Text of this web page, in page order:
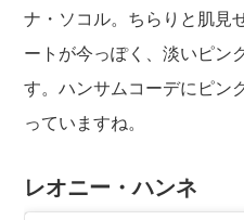
ナ・ソコル。ちらりと肌見
ートが今っぽく、淡いピン
す。ハンサムコーデにピン
っていますね。
レオニー・ハンネ